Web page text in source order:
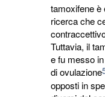
tamoxifene è
ricerca che
Tuttavia, il
e fu messo
di ovulazione
opposti in